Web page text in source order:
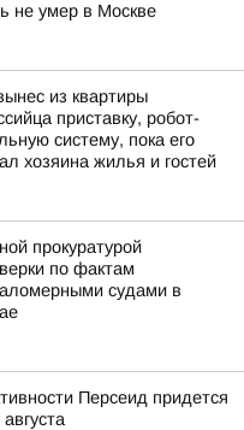
не умер в Москве
из квартиры
приставку, робот-
систему, пока его
хозяина жилья и гостей
прокуратурой
по фактам
судами в
Персеид придется